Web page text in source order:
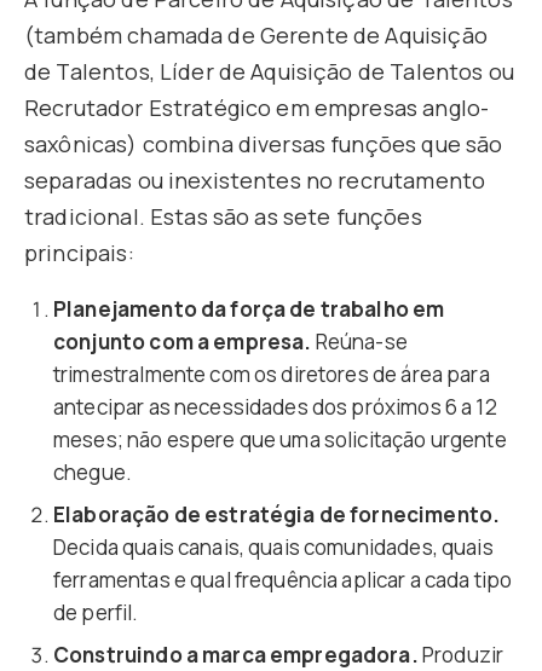
(também chamada de Gerente de Aquisição
de Talentos, Líder de Aquisição de Talentos ou
Recrutador Estratégico em empresas anglo-
saxônicas) combina diversas funções que são
separadas ou inexistentes no recrutamento
tradicional. Estas são as sete funções
principais:
Planejamento da força de trabalho em
conjunto com a empresa. Reúna-se
trimestralmente com os diretores de área para
antecipar as necessidades dos próximos 6 a 12
meses; não espere que uma solicitação urgente
chegue.
Elaboração de estratégia de fornecimento.
Decida quais canais, quais comunidades, quais
ferramentas e qual frequência aplicar a cada tipo
de perfil.
Construindo a marca empregadora.Produzir